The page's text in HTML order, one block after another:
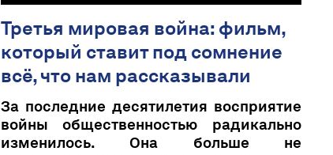
Третья мировая война: фильм,
который ставит под сомнение
всё, что нам рассказывали
За последние десятилетия восприятие
войны общественностью радикально
изменилось. Она больше не